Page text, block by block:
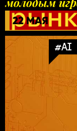
22 МАЯ
#AI